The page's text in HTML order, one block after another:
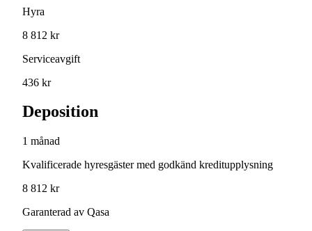
Hyra
8 812 kr
Serviceavgift
436 kr
Deposition
1 månad
Kvalificerade hyresgäster med godkänd kreditupplysning
8 812 kr
Garanterad av Qasa